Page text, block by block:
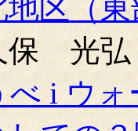
地区（
光弘
べ i ウ